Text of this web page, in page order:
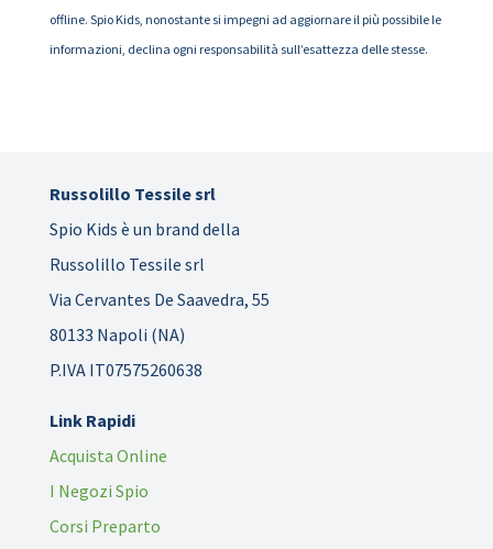
offline. Spio Kids, nonostante si impegni ad aggiornare il più possibile le
informazioni, declina ogni responsabilità sull’esattezza delle stesse.
Russolillo Tessile srl
Spio Kids è un brand della
Russolillo Tessile srl
Via Cervantes De Saavedra, 55
80133 Napoli (NA)
P.IVA IT07575260638
Link Rapidi
Acquista Online
I Negozi Spio
Corsi Preparto